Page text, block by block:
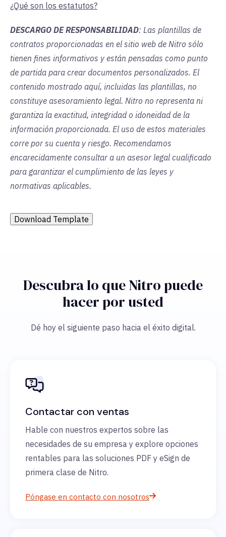
¿Qué son los estatutos?
DESCARGO DE RESPONSABILIDAD: Las plantillas de
contratos proporcionadas en el sitio web de Nitro sólo
tienen fines informativos y están pensadas como punto
de partida para crear documentos personalizados. El
contenido mostrado aquí, incluidas las plantillas, no
constituye asesoramiento legal. Nitro no representa ni
garantiza la exactitud, integridad o idoneidad de la
información proporcionada. El uso de estos materiales
corre por su cuenta y riesgo. Recomendamos
encarecidamente consultar a un asesor legal cualificado
para garantizar el cumplimiento de las leyes y
normativas aplicables.
Download Template
Descubra lo que Nitro puede
hacer por usted
Dé hoy el siguiente paso hacia el éxito digital.
Contactar con ventas
Hable con nuestros expertos sobre las
necesidades de su empresa y explore opciones
rentables para las soluciones PDF y eSign de
primera clase de Nitro.
Póngase en contacto con nosotros